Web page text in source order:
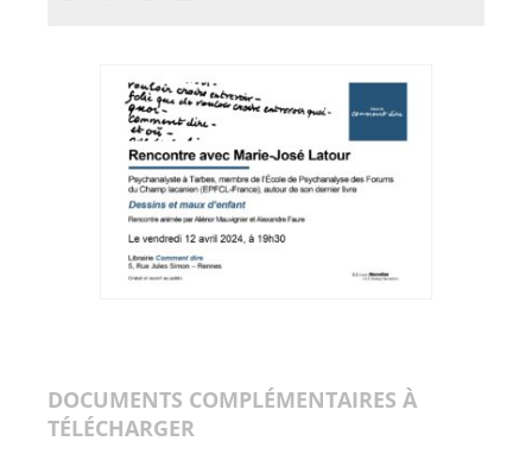
DOCUMENTS COMPLÉMENTAIRES À
TÉLÉCHARGER